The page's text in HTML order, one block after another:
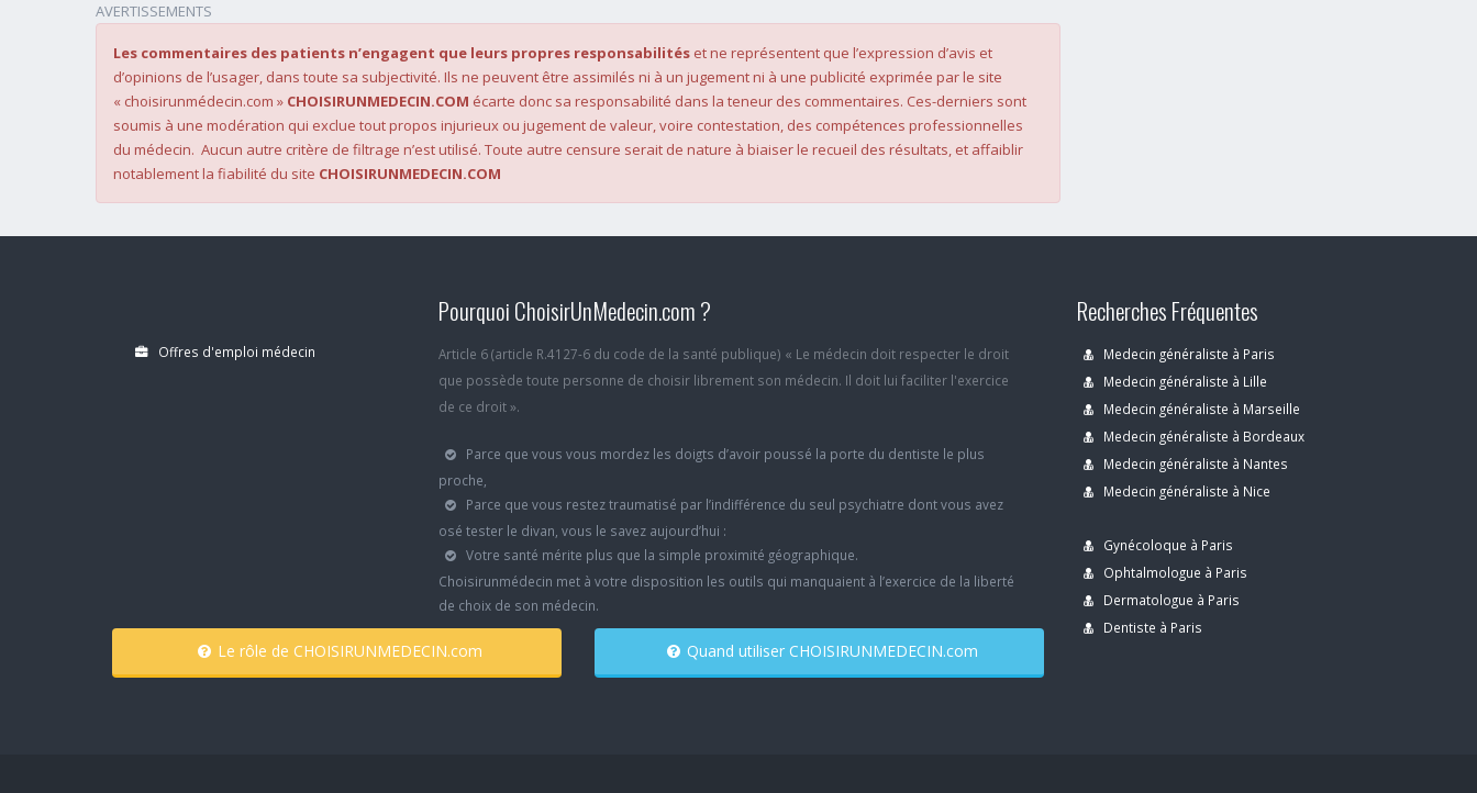
AVERTISSEMENTS
Les commentaires des patients n’engagent que leurs propres responsabilités et ne représentent que l’expression d’avis et
d’opinions de l’usager, dans toute sa subjectivité. Ils ne peuvent être assimilés ni à un jugement ni à une publicité exprimée par le site
« choisirunmédecin.com » CHOISIRUNMEDECIN.COM écarte donc sa responsabilité dans la teneur des commentaires. Ces-derniers sont
soumis à une modération qui exclue tout propos injurieux ou jugement de valeur, voire contestation, des compétences professionnelles
du médecin. Aucun autre critère de filtrage n’est utilisé. Toute autre censure serait de nature à biaiser le recueil des résultats, et affaiblir
notablement la fiabilité du site CHOISIRUNMEDECIN.COM
Offres d'emploi médecin
Pourquoi ChoisirUnMedecin.com ?
Article 6 (article R.4127-6 du code de la santé publique) « Le médecin doit respecter le droit
que possède toute personne de choisir librement son médecin. Il doit lui faciliter l'exercice
de ce droit ».
Parce que vous vous mordez les doigts d’avoir poussé la porte du dentiste le plus
proche,
Parce que vous restez traumatisé par l’indifférence du seul psychiatre dont vous avez
osé tester le divan, vous le savez aujourd’hui :
Votre santé mérite plus que la simple proximité géographique.
Choisirunmédecin met à votre disposition les outils qui manquaient à l’exercice de la liberté
de choix de son médecin.
Le rôle de CHOISIRUNMEDECIN.com Quand utiliser CHOISIRUNMEDECIN.com
Recherches Fréquentes
Medecin généraliste à Paris
Medecin généraliste à Lille
Medecin généraliste à Marseille
Medecin généraliste à Bordeaux
Medecin généraliste à Nantes
Medecin généraliste à Nice
Gynécoloque à Paris
Ophtalmologue à Paris
Dermatologue à Paris
Dentiste à Paris